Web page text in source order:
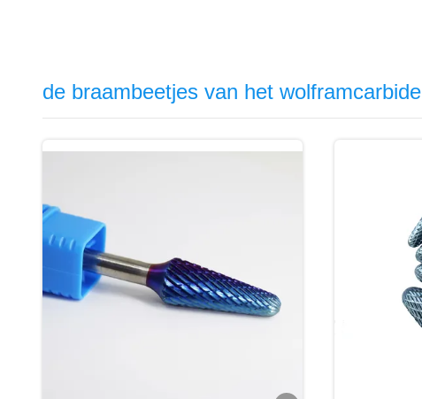
de braambeetjes van het wolframcarbide